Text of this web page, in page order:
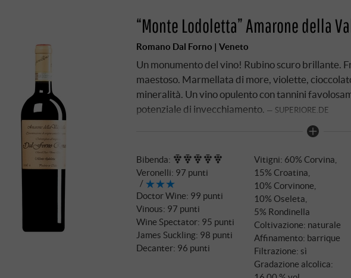
“Monte Lodoletta” Amarone della
Romano Dal Forno | Veneto
Un monumento del vino! Rubino scuro brillante.
maestoso. Marmellata di more, violette,
mineralità. Un vino opulento con tannini
potenziale di invecchiamento.
SUPERIORE.DE
Bibenda:
Veronelli: 97 punti
Doctor Wine: 99 punti
Vinous: 97 punti
Wine Spectator: 95 punti
James Suckling: 98 punti
Decanter: 96 punti
Vitigni: 60% Corvina,
15% Croatina,
10% Corvinone,
10% Oseleta,
5% Rondinella
Coltivazione: naturale
Affinamento: barrique
Filtrazione: sì
Gradazione alcolica: